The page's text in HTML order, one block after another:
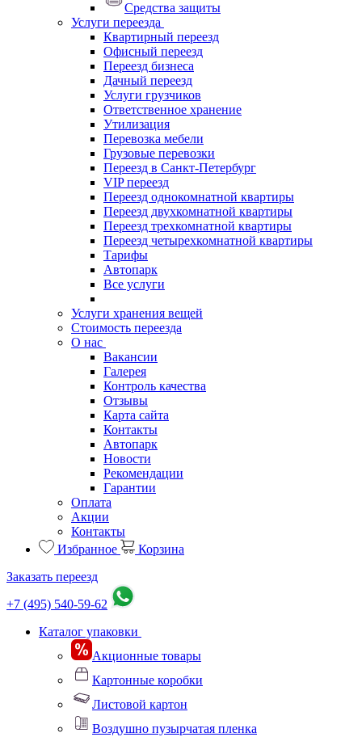
Средства защиты
Услуги переезда
Квартирный переезд
Офисный переезд
Переезд бизнеса
Дачный переезд
Услуги грузчиков
Ответственное хранение
Утилизация
Перевозка мебели
Грузовые перевозки
Переезд в Санкт-Петербург
VIP переезд
Переезд однокомнатной квартиры
Переезд двухкомнатной квартиры
Переезд трехкомнатной квартиры
Переезд четырехкомнатной квартиры
Тарифы
Автопарк
Все услуги
Услуги хранения вещей
Стоимость переезда
О нас
Вакансии
Галерея
Контроль качества
Отзывы
Карта сайта
Контакты
Автопарк
Новости
Рекомендации
Гарантии
Оплата
Акции
Контакты
Избранное
Корзина
Заказать переезд
+7 (495) 540-59-62
Каталог упаковки
Акционные товары
Картонные коробки
Листовой картон
Воздушно пузырчатая пленка